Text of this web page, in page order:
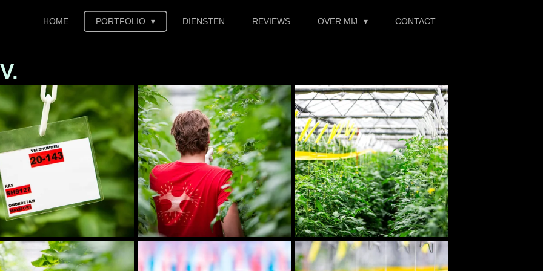
HOME PORTFOLIO DIENSTEN REVIEWS OVER MIJ CONTACT